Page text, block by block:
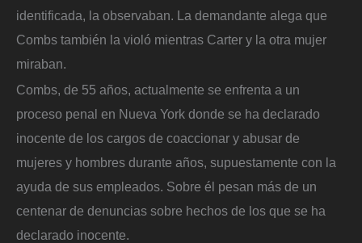
identificada, la observaban. La demandante alega que
Combs también la violó mientras Carter y la otra mujer
miraban.
Combs, de 55 años, actualmente se enfrenta a un
proceso penal en Nueva York donde se ha declarado
inocente de los cargos de coaccionar y abusar de
mujeres y hombres durante años, supuestamente con la
ayuda de sus empleados. Sobre él pesan más de un
centenar de denuncias sobre hechos de los que se ha
declarado inocente.